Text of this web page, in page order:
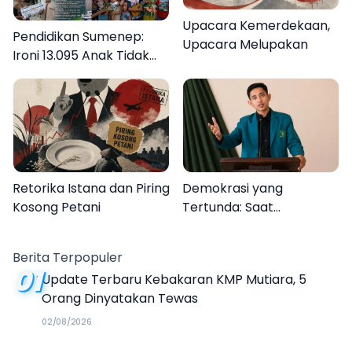
Pendidikan Sumenep:
Ironi 13.095 Anak Tidak
Sekolah Menyaksikan
Semarak Festival
Kalender Event 2026
Upacara Kemerdekaan,
Upacara Melupakan
Retorika Istana dan Piring
Kosong Petani
Demokrasi yang
Tertunda: Saat
Berita Terpopuler
01Update Terbaru Kebakaran KMP Mutiara, 5
Orang Dinyatakan Tewas
02/08/2026